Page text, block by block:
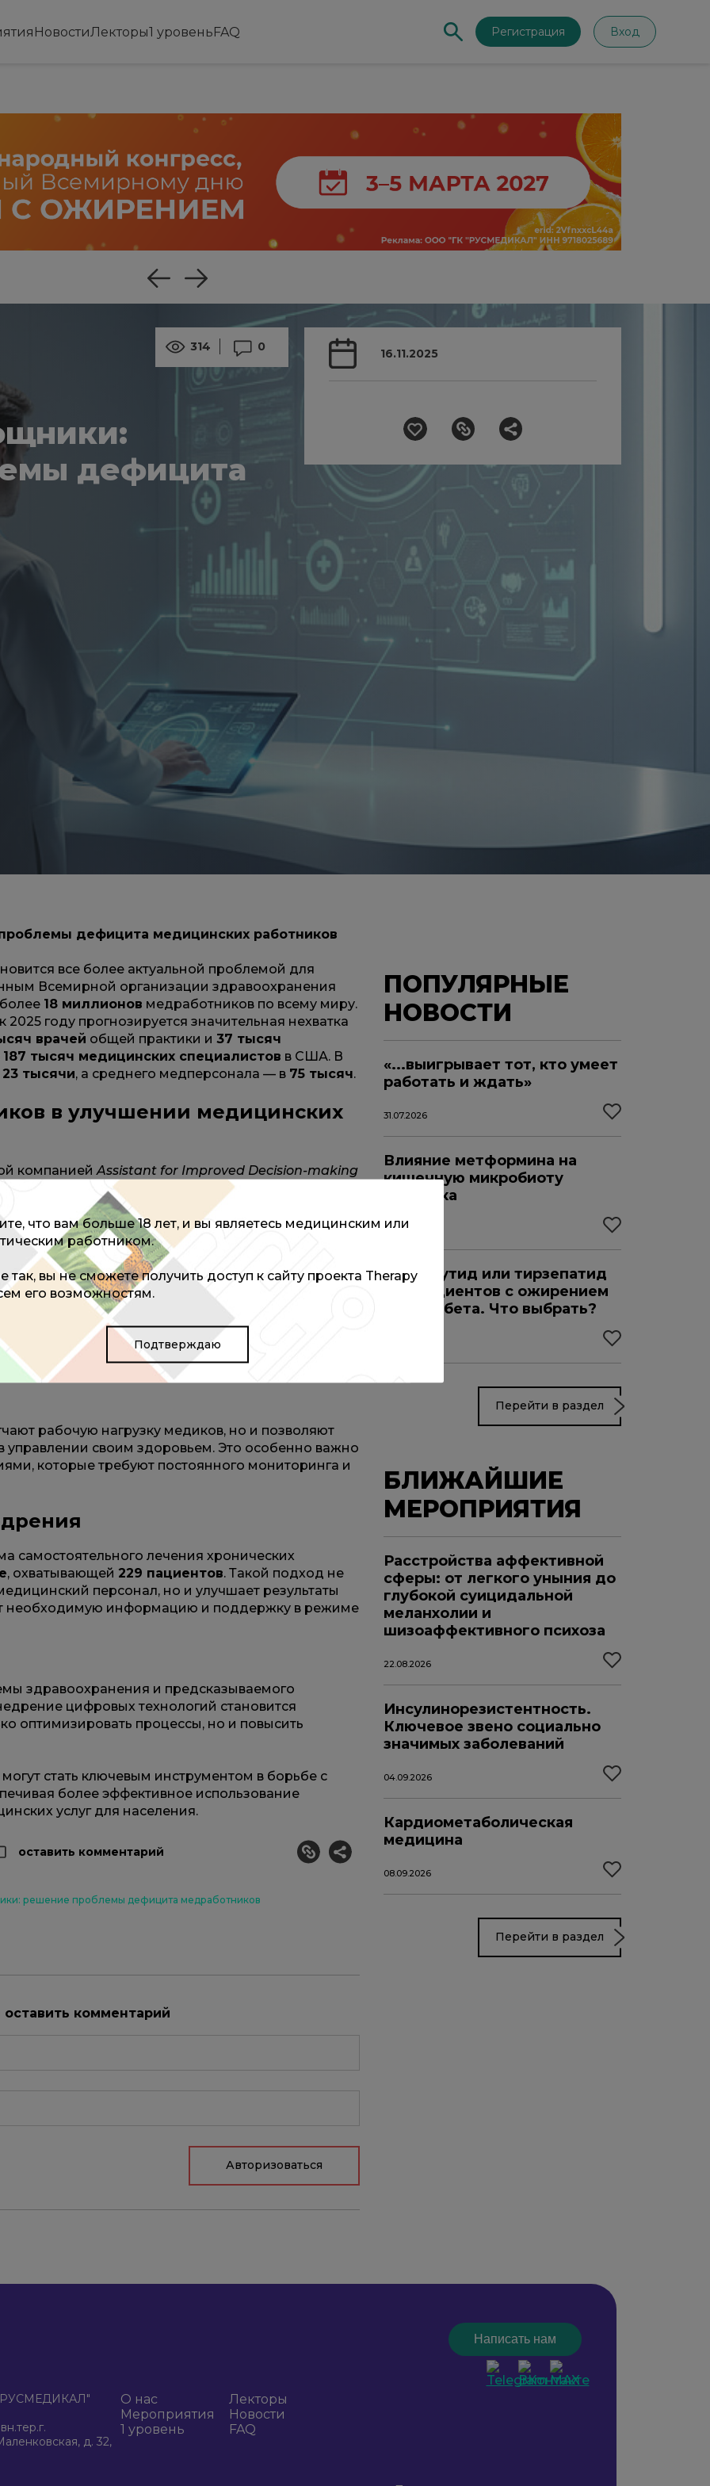
НовостиЛекторы1 уровеньFAQ Регистрация Вход
314 0
дефицита
16.11.2025
дефицита медицинских работников
все более актуальной проблемой для
Всемирной организации здравоохранения
18 миллионов медработников по всему миру.
году прогнозируется значительная нехватка
врачей общей практики и 37 тысяч
187 тысяч медицинских специалистов в США. В
23 тысячи, а среднего медперсонала — в 75 тысяч.
в улучшении медицинских
компанией Assistant for Improved Decision-making
технологий самоуправления в медицину
на31%, а также повысить
Это открывает новые горизонты для оптимизации
качества обслуживания пациентов.
их замены.
рабочую нагрузку медиков, но и позволяют
управлении своим здоровьем. Это особенно важно
которые требуют постоянного мониторинга и
самостоятельного лечения хронических
, охватывающей 229 пациентов. Такой подход не
персонал, но и улучшает результаты
необходимую информацию и поддержку в режиме
здравоохранения и предсказываемого
цифровых технологий становится
оптимизировать процессы, но и повысить
стать ключевым инструментом в борьбе с
более эффективное использование
услуг для населения.
оставить комментарий
решение проблемы дефицита медработников
комментарий
Авторизоваться
ПОПУЛЯРНЫЕ
НОВОСТИ
«...выигрывает тот, кто умеет
работать и ждать»
31.07.2026
Влияние метформина на
кишечную микробиоту
человека
31.01.2024
Семаглутид или тирзепатид
для пациентов с ожирением
без диабета. Что выбрать?
Перейти в раздел
БЛИЖАЙШИЕ
МЕРОПРИЯТИЯ
Расстройства аффективной
сферы: от легкого уныния до
глубокой суицидальной
меланхолии и
шизоаффективного психоза
22.08.2026
Инсулинорезистентность.
Ключевое звено социально
значимых заболеваний
04.09.2026
Кардиометаболическая
медицина
08.09.2026
Перейти в раздел
Написать нам
"РУСМЕДИКАЛ"
д. 32,
О нас
Мероприятия
1 уровень
Лекторы
Новости
FAQ
что вам больше 18 лет, и вы являетесь медицинским или
работником.
так, вы не сможете получить доступ к сайту проекта Therapy
его возможностям.
Подтверждаю